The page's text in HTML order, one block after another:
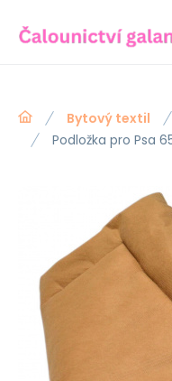
Bytový textil
Podložka pro Psa